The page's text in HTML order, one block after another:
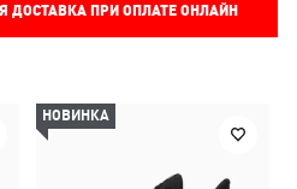
ДОСТАВКА ПРИ ОПЛАТЕ ОНЛАЙН
НОВИНКА